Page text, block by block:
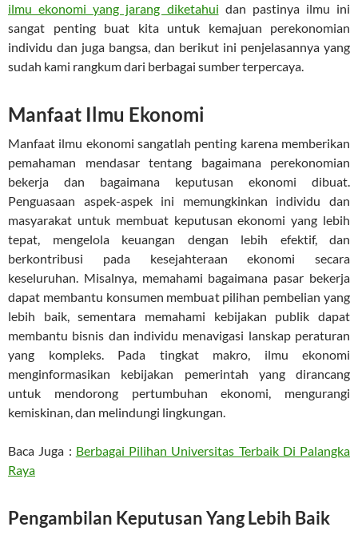
ilmu ekonomi yang jarang diketahui dan pastinya ilmu ini
sangat penting buat kita untuk kemajuan perekonomian
individu dan juga bangsa, dan berikut ini penjelasannya yang
sudah kami rangkum dari berbagai sumber terpercaya.
Manfaat Ilmu Ekonomi
Manfaat ilmu ekonomi sangatlah penting karena memberikan
pemahaman mendasar tentang bagaimana perekonomian
bekerja dan bagaimana keputusan ekonomi dibuat.
Penguasaan aspek-aspek ini memungkinkan individu dan
masyarakat untuk membuat keputusan ekonomi yang lebih
tepat, mengelola keuangan dengan lebih efektif, dan
berkontribusi pada kesejahteraan ekonomi secara
keseluruhan. Misalnya, memahami bagaimana pasar bekerja
dapat membantu konsumen membuat pilihan pembelian yang
lebih baik, sementara memahami kebijakan publik dapat
membantu bisnis dan individu menavigasi lanskap peraturan
yang kompleks. Pada tingkat makro, ilmu ekonomi
menginformasikan kebijakan pemerintah yang dirancang
untuk mendorong pertumbuhan ekonomi, mengurangi
kemiskinan, dan melindungi lingkungan.
Baca Juga : Berbagai Pilihan Universitas Terbaik Di Palangka
Raya
Pengambilan Keputusan Yang Lebih Baik